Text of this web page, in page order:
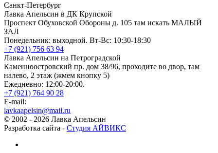
Санкт-Петербург
Лавка Апельсин в ДК Крупской
Проспект Обуховской Обороны д. 105 там искать МАЛЫЙ
ЗАЛ
Понедельник: выходной. Вт-Вс: 10:30-18:30
+7 (921) 756 63 94
Лавка Апельсин на Петроградской
Каменноостровский пр. дом 38/96, проходите во двор, там
налево, 2 этаж (жмем кнопку 5)
Ежедневно: 12:00-20:00.
+7 (921) 764 90 28
E-mail:
lavkaapelsin@mail.ru
© 2002 - 2026 Лавка Апельсин
Разработка сайта - Студия АЙВИКС